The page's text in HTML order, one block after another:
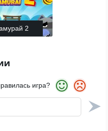
2
игра?